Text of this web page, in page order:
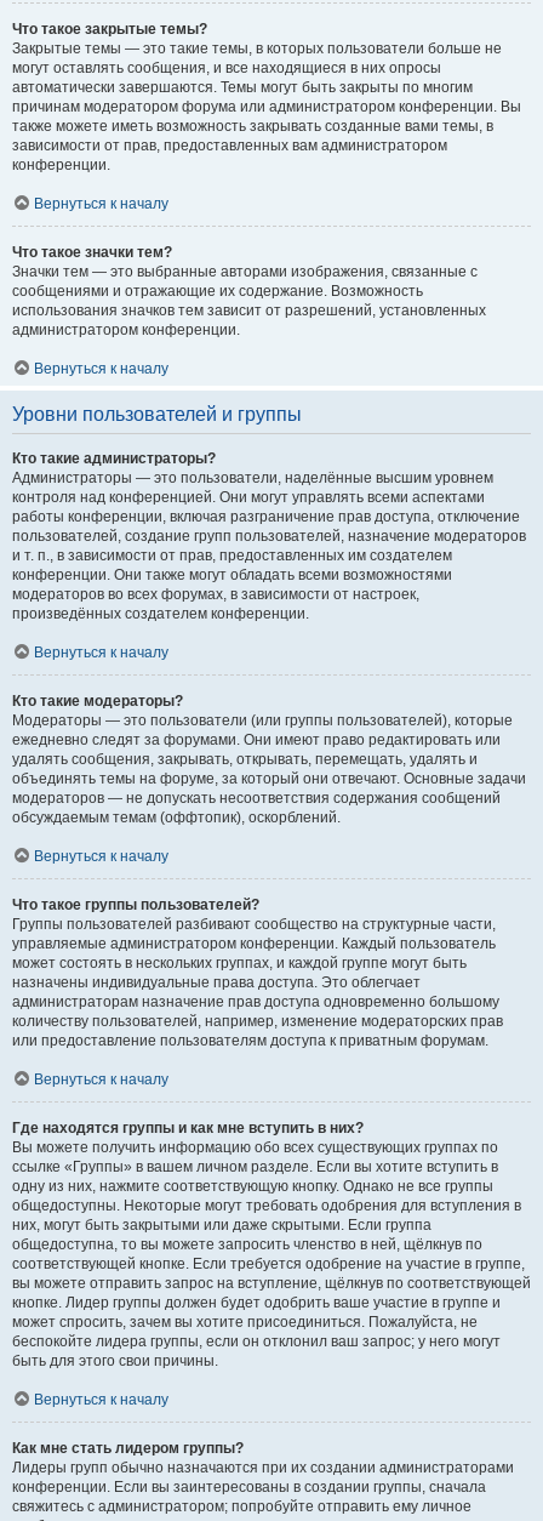
Что такое закрытые темы?
Закрытые темы — это такие темы, в которых пользователи больше не
могут оставлять сообщения, и все находящиеся в них опросы
автоматически завершаются. Темы могут быть закрыты по многим
причинам модератором форума или администратором конференции. Вы
также можете иметь возможность закрывать созданные вами темы, в
зависимости от прав, предоставленных вам администратором
конференции.
Вернуться к началу
Что такое значки тем?
Значки тем — это выбранные авторами изображения, связанные с
сообщениями и отражающие их содержание. Возможность
использования значков тем зависит от разрешений, установленных
администратором конференции.
Вернуться к началу
Уровни пользователей и группы
Кто такие администраторы?
Администраторы — это пользователи, наделённые высшим уровнем
контроля над конференцией. Они могут управлять всеми аспектами
работы конференции, включая разграничение прав доступа, отключение
пользователей, создание групп пользователей, назначение модераторов
и т. п., в зависимости от прав, предоставленных им создателем
конференции. Они также могут обладать всеми возможностями
модераторов во всех форумах, в зависимости от настроек,
произведённых создателем конференции.
Вернуться к началу
Кто такие модераторы?
Модераторы — это пользователи (или группы пользователей), которые
ежедневно следят за форумами. Они имеют право редактировать или
удалять сообщения, закрывать, открывать, перемещать, удалять и
объединять темы на форуме, за который они отвечают. Основные задачи
модераторов — не допускать несоответствия содержания сообщений
обсуждаемым темам (оффтопик), оскорблений.
Вернуться к началу
Что такое группы пользователей?
Группы пользователей разбивают сообщество на структурные части,
управляемые администратором конференции. Каждый пользователь
может состоять в нескольких группах, и каждой группе могут быть
назначены индивидуальные права доступа. Это облегчает
администраторам назначение прав доступа одновременно большому
количеству пользователей, например, изменение модераторских прав
или предоставление пользователям доступа к приватным форумам.
Вернуться к началу
Где находятся группы и как мне вступить в них?
Вы можете получить информацию обо всех существующих группах по
ссылке «Группы» в вашем личном разделе. Если вы хотите вступить в
одну из них, нажмите соответствующую кнопку. Однако не все группы
общедоступны. Некоторые могут требовать одобрения для вступления в
них, могут быть закрытыми или даже скрытыми. Если группа
общедоступна, то вы можете запросить членство в ней, щёлкнув по
соответствующей кнопке. Если требуется одобрение на участие в группе,
вы можете отправить запрос на вступление, щёлкнув по соответствующей
кнопке. Лидер группы должен будет одобрить ваше участие в группе и
может спросить, зачем вы хотите присоединиться. Пожалуйста, не
беспокойте лидера группы, если он отклонил ваш запрос; у него могут
быть для этого свои причины.
Вернуться к началу
Как мне стать лидером группы?
Лидеры групп обычно назначаются при их создании администраторами
конференции. Если вы заинтересованы в создании группы, сначала
свяжитесь с администратором; попробуйте отправить ему личное